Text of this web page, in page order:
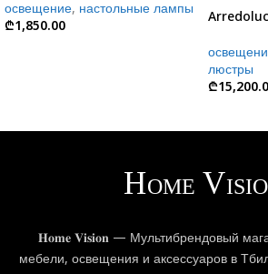
освещение, настольные лампы
₾1,850.00
люстры
₾
𝐇𝐨𝐦𝐞 𝐕𝐢𝐬𝐢𝐨𝐧 — Мультибрендовый
мебели, освещения и аксессуаров в